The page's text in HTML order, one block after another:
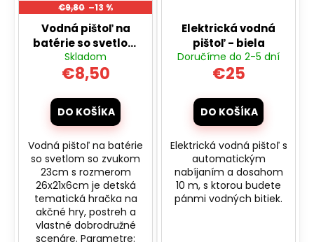
€9,80 –13 %
Vodná pištoľ na
batérie so svetlom
so zvukom 23cm 2
farby
Skladom
€8,50
DO KOŠÍKA
Vodná pištoľ na batérie
so svetlom so zvukom
23cm s rozmerom
26x21x6cm je detská
tematická hračka na
akčné hry, postreh a
vlastné dobrodružné
scenáre. Parametre:
Elektrická vodná
pištoľ - biela
Doručíme do 2-5 dní
€25
DO KOŠÍKA
Elektrická vodná pištoľ s
automatickým
nabíjaním a dosahom
10 m, s ktorou budete
pánmi vodných bitiek.